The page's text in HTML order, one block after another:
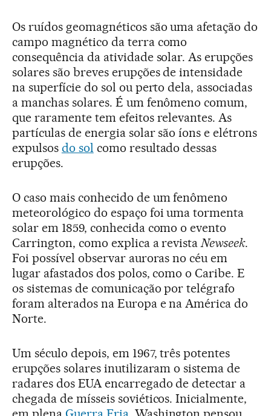
Os ruídos geomagnéticos são uma afetação do
campo magnético da terra como
consequência da atividade solar. As erupções
solares são breves erupções de intensidade
na superfície do sol ou perto dela, associadas
a manchas solares. É um fenômeno comum,
que raramente tem efeitos relevantes. As
partículas de energia solar são íons e elétrons
expulsos do sol como resultado dessas
erupções.
O caso mais conhecido de um fenômeno
meteorológico do espaço foi uma tormenta
solar em 1859, conhecida como o evento
Carrington, como explica a revistaNewseek.
Foi possível observar auroras no céu em
lugar afastados dos polos, como o Caribe. E
os sistemas de comunicação por telégrafo
foram alterados na Europa e na América do
Norte.
Um século depois, em 1967, três potentes
erupções solares inutilizaram o sistema de
radares dos EUA encarregado de detectar a
chegada de mísseis soviéticos. Inicialmente,